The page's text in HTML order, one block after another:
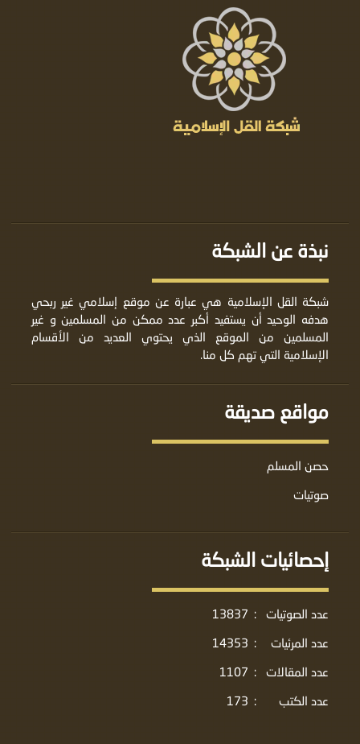
نبذة عن الشبكة
شبكة القل الإسلامية هي عبارة عن موقع إسلامي غير ربحي
هدفه الوحيد أن يستفيد أكبر عدد ممكن من المسلمين و غير
المسلمين من الموقع الذي يحتوي العديد من الأقسام
الإسلامية التي تهم كل منا.
مواقع صديقة
حصن المسلم
صوتيات
إحصائيات الشبكة
عدد الصوتيات :
13837
عدد المرئيات
:
14353
عدد المقالات
:
1107
عدد الكتب
:
173